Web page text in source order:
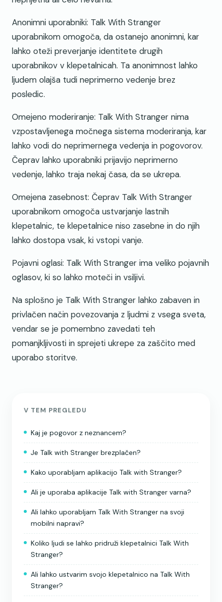
Anonimni uporabniki: Talk With Stranger
uporabnikom omogoča, da ostanejo anonimni, kar
lahko oteži preverjanje identitete drugih
uporabnikov v klepetalnicah. Ta anonimnost lahko
ljudem olajša tudi neprimerno vedenje brez
posledic.
Omejeno moderiranje: Talk With Stranger nima
vzpostavljenega močnega sistema moderiranja, kar
lahko vodi do neprimernega vedenja in pogovorov.
Čeprav lahko uporabniki prijavijo neprimerno
vedenje, lahko traja nekaj časa, da se ukrepa.
Omejena zasebnost: Čeprav Talk With Stranger
uporabnikom omogoča ustvarjanje lastnih
klepetalnic, te klepetalnice niso zasebne in do njih
lahko dostopa vsak, ki vstopi vanje.
Pojavni oglasi: Talk With Stranger ima veliko pojavnih
oglasov, ki so lahko moteči in vsiljivi.
Na splošno je Talk With Stranger lahko zabaven in
privlačen način povezovanja z ljudmi z vsega sveta,
vendar se je pomembno zavedati teh
pomanjkljivosti in sprejeti ukrepe za zaščito med
uporabo storitve.
V TEM PREGLEDU
Kaj je pogovor z neznancem?
Je Talk with Stranger brezplačen?
Kako uporabljam aplikacijo Talk with Stranger?
Ali je uporaba aplikacije Talk with Stranger varna?
Ali lahko uporabljam Talk With Stranger na svoji
mobilni napravi?
Koliko ljudi se lahko pridruži klepetalnici Talk With
Stranger?
Ali lahko ustvarim svojo klepetalnico na Talk With
Stranger?